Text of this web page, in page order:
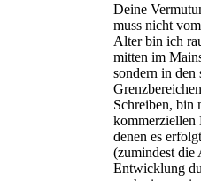
Deine
muss nicht
Alter bin ich
mitten im
sondern in den
Schreiben, bin
kommerziellen
denen es
(zumindest die
Entwicklung